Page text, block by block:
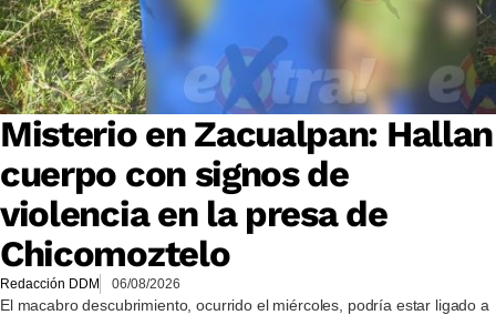
Misterio en Zacualpan: Hallan
cuerpo con signos de
violencia en la presa de
Chicomoztelo
Redacción DDM 06/08/2026
El macabro descubrimiento, ocurrido el miércoles, podría estar ligado a